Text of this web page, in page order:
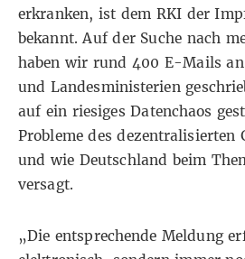
erkranken, ist dem RKI der
bekannt. Auf der Suche nach
haben wir rund 400 E-Mails an
und Landesministerien
auf ein riesiges Datenchaos
Probleme des dezentralisierten
und wie Deutschland beim
versagt.
„Die entsprechende Meldung